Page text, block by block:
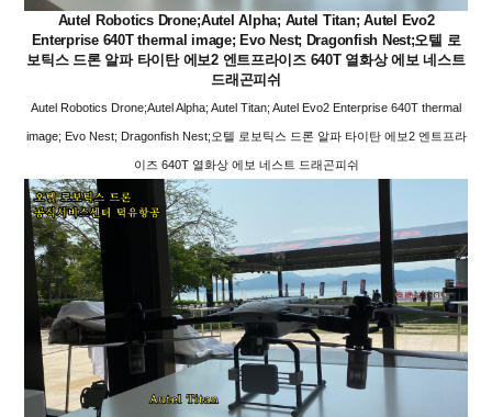
Autel Robotics Drone;Autel Alpha; Autel Titan; Autel Evo2
Enterprise 640T thermal image; Evo Nest; Dragonfish Nest;오텔 로
보틱스 드론 알파 타이탄 에보2 엔트프라이즈 640T 열화상 에보 네스트
드래곤피쉬
Autel Robotics Drone;Autel Alpha; Autel Titan; Autel Evo2 Enterprise 640T thermal
image; Evo Nest; Dragonfish Nest;오텔 로보틱스 드론 알파 타이탄 에보2 엔트프라
이즈 640T 열화상 에보 네스트 드래곤피쉬